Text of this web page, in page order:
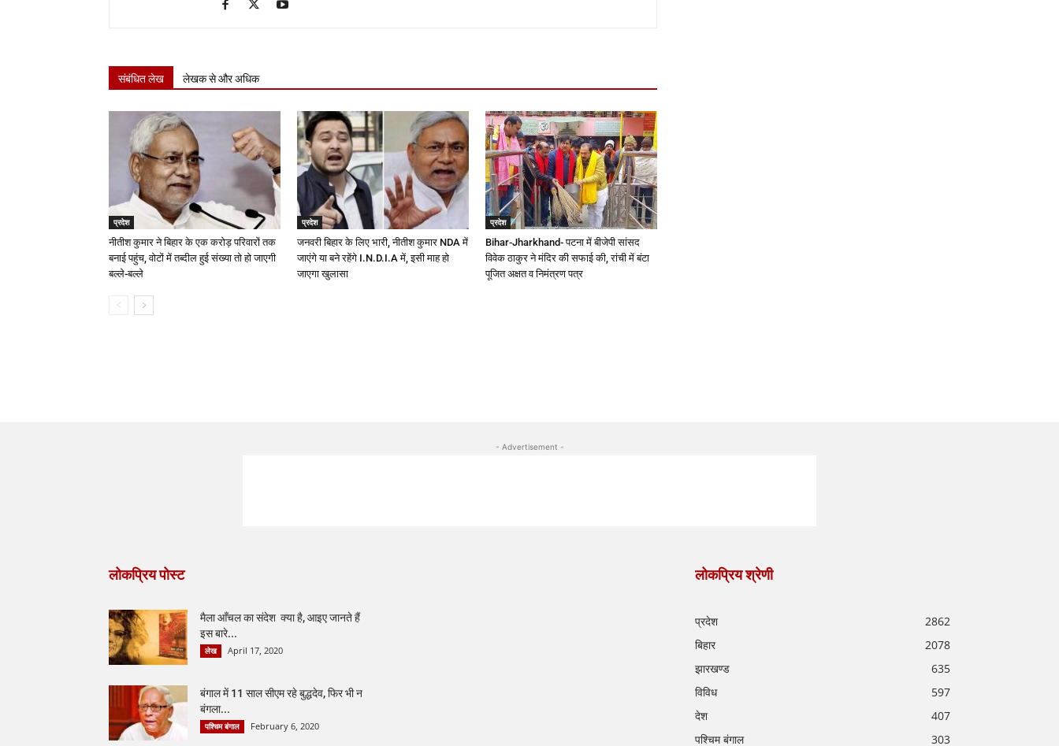
संबंधित लेख लेखक से और अधिक
प्रदेश
नीतीश कुमार ने बिहार के एक करोड़ परिवारों तक
बनाई पहुंच, वोटों में तब्दील हुई संख्या तो हो जाएगी
बल्ले-बल्ले
प्रदेश
जनवरी बिहार के लिए भारी, नीतीश कुमार NDA में
जाएंगे या बने रहेंगे I.N.D.I.A में, इसी माह हो
जाएगा खुलासा
प्रदेश
Bihar-Jharkhand- पटना में बीजेपी सांसद
विवेक ठाकुर ने मंदिर की सफाई की, रांची में बंटा
पूजित अक्षत व निमंत्रण पत्र
- Advertisement -
लोकप्रिय पोस्ट
मैला आँचल का संदेश क्या है, आइए जानते हैं
इस बारे...
लेख April 17, 2020
बंगाल में 11 साल सीएम रहे बुद्धदेव, फिर भी न
बंगला...
पश्चिम बंगाल February 6, 2020
लोकप्रिय श्रेणी
प्रदेश
2862
बिहार
2078
झारखण्ड
635
विविध
597
देश
407
पश्चिम बंगाल
303